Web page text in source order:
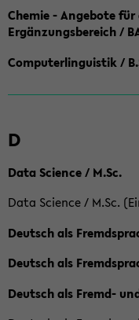
Chemie - Angebote
Ergänzungsbereich /
Computerlinguistik /
D
Data Science / M.Sc.
Data Science / M.Sc.
Deutsch als
Deutsch als
Deutsch als Fremd-